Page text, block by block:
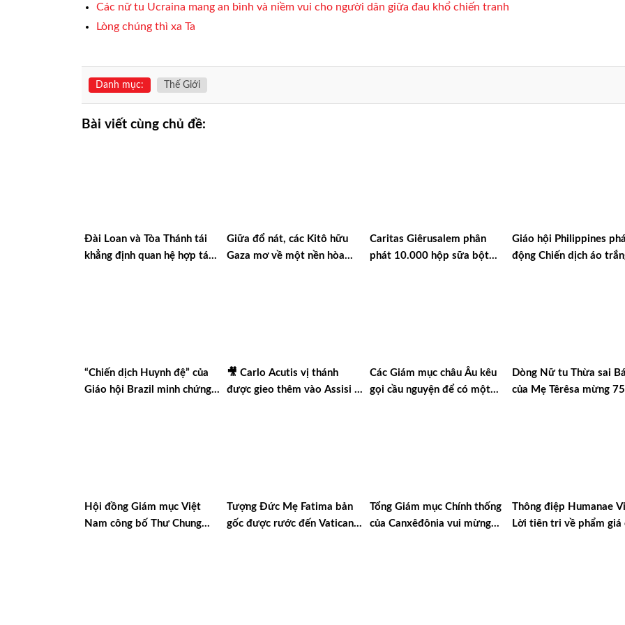
Các nữ tu Ucraina mang an bình và niềm vui cho người dân giữa đau khổ chiến tranh
Lòng chúng thì xa Ta
Danh mục: Thế Giới
Bài viết cùng chủ đề:
Đài Loan và Tòa Thánh tái
khẳng định quan hệ hợp tác
Giữa đổ nát, các Kitô hữu
Gaza mơ về một nền hòa
Caritas Giêrusalem phân
phát 10.000 hộp sữa bột
Giáo hội Philippines
động Chiến dịch áo
“Chiến dịch Huynh đệ” của
Giáo hội Brazil minh chứng
🎥 Carlo Acutis vị thánh
được gieo thêm vào Assisi |
Các Giám mục châu Âu kêu
gọi cầu nguyện để có một
Dòng Nữ tu Thừa sai
của Mẹ Têrêsa mừng
Hội đồng Giám mục Việt
Nam công bố Thư Chung
Tượng Đức Mẹ Fatima bản
gốc được rước đến Vatican
Tổng Giám mục Chính thống
của Canxêđônia vui mừng
Thông điệp Humanae
Lời tiên tri về phẩm giá